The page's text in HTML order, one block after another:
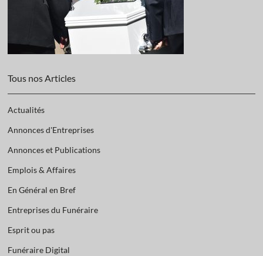
Tous nos Articles
Actualités
Annonces d'Entreprises
Annonces et Publications
Emplois & Affaires
En Général en Bref
Entreprises du Funéraire
Esprit ou pas
Funéraire Digital